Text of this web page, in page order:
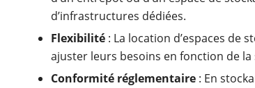
d’infrastructures dédiées.
Flexibilité : La location d’espaces de
ajuster leurs besoins en fonction de
Conformité réglementaire : En